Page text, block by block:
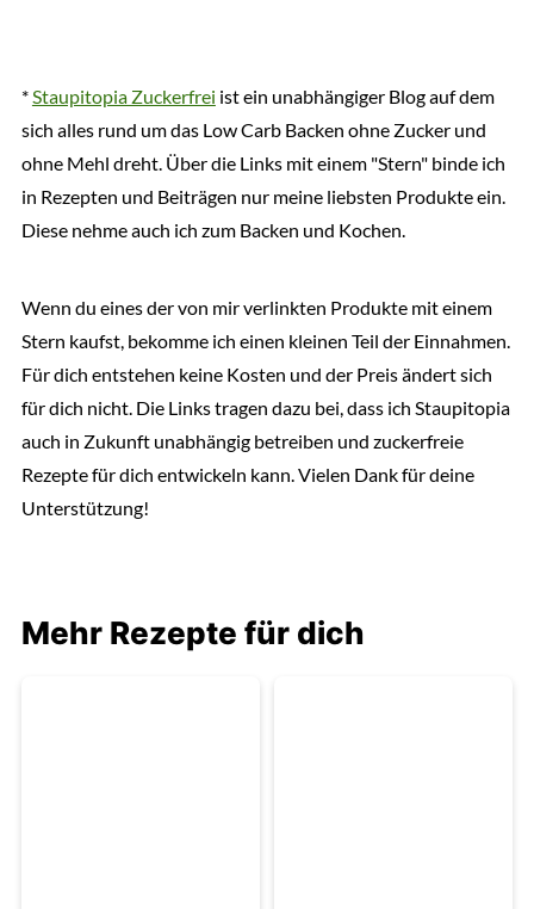
*Staupitopia Zuckerfrei ist ein unabhängiger Blog auf dem
sich alles rund um das Low Carb Backen ohne Zucker und
ohne Mehl dreht. Über die Links mit einem "Stern" binde ich
in Rezepten und Beiträgen nur meine liebsten Produkte ein.
Diese nehme auch ich zum Backen und Kochen.
Wenn du eines der von mir verlinkten Produkte mit einem
Stern kaufst, bekomme ich einen kleinen Teil der Einnahmen.
Für dich entstehen keine Kosten und der Preis ändert sich
für dich nicht. Die Links tragen dazu bei, dass ich Staupitopia
auch in Zukunft unabhängig betreiben und zuckerfreie
Rezepte für dich entwickeln kann. Vielen Dank für deine
Unterstützung!
Mehr Rezepte für dich